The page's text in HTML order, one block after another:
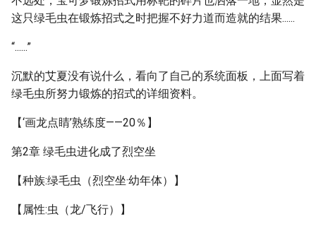
这只绿毛虫在锻炼招式之时把握不好力道而造就的结果......
“......”
沉默的艾夏没有说什么，看向了自己的系统面板，上面写着
绿毛虫所努力锻炼的招式的详细资料。
【‘画龙点睛’熟练度——20％】
第2章 绿毛虫进化成了烈空坐
【种族:绿毛虫（烈空坐·幼年体）】
【属性:虫（龙/飞行）】